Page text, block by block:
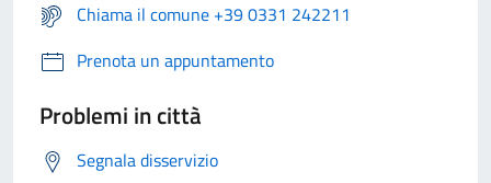
Chiama il comune +39 0331 242211
Prenota un appuntamento
Problemi in città
Segnala disservizio